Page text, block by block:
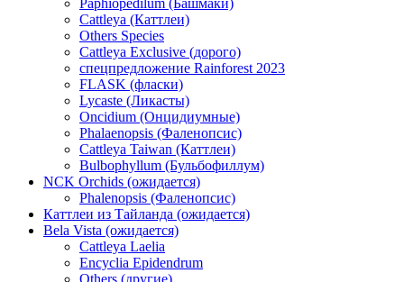
Paphiopedilum (Башмаки)
Cattleya (Каттлеи)
Others Species
Cattleya Exclusive (дорого)
спецпредложение Rainforest 2023
FLASK (фласки)
Lycaste (Ликасты)
Oncidium (Онцидиумные)
Phalaenopsis (Фаленопсис)
Cattleya Taiwan (Каттлеи)
Bulbophyllum (Бульбофиллум)
NCK Orchids (ожидается)
Phalenopsis (Фаленопсис)
Каттлеи из Тайланда (ожидается)
Bela Vista (ожидается)
Cattleya Laelia
Encyclia Epidendrum